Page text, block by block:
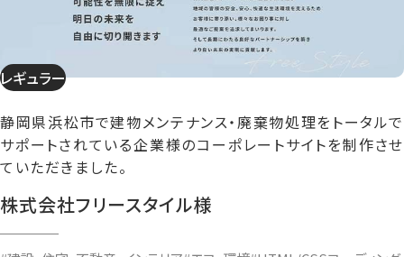
レギュラー
静岡県浜松市で建物メンテナンス・廃棄物処理をトータルで
サポートされている企業様のコーポレートサイトを制作させ
ていただきました。
株式会社フリースタイル様